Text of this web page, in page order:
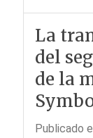
La
del
de la
Publicado